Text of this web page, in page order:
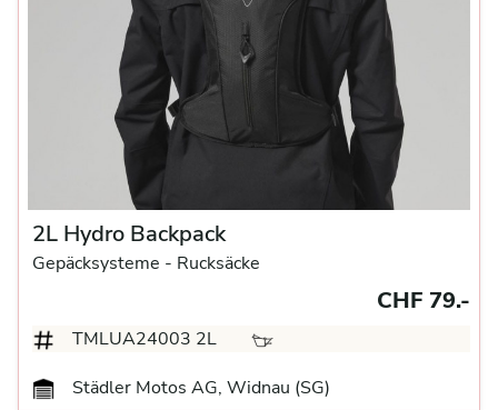
2L Hydro Backpack
Gepäcksysteme - Rucksäcke
CHF 79.-
TMLUA24003 2L
Städler Motos AG, Widnau (SG)